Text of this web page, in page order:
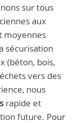
sur tous
aux
moyennes
sécurisation
(béton, bois,
vers des
nous
rapide et
future. Pour